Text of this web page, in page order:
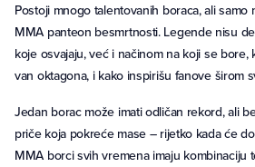
Postoji mnogo talentovanih boraca, ali
MMA panteon besmrtnosti. Legende nisu
koje osvajaju, već i načinom na koji se
van oktagona, i kako inspirišu fanove širom
Jedan borac može imati odličan rekord, ali
priče koja pokreće mase – rijetko kada će
MMA borci svih vremena imaju kombinaciju